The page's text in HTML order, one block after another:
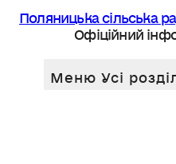
Поляницька сільська
Офіційний